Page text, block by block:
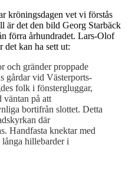
kröningsdagen vet vi förstås
är det den bild Georg Starbäck
förra århundradet. Lars-Olof
det kan ha sett ut:
och gränder proppade
gårdar vid Västerports-
folk i fönstergluggar,
väntan på att
bortifrån slottet. Detta
där
Handfasta knektar med
hillebarder i